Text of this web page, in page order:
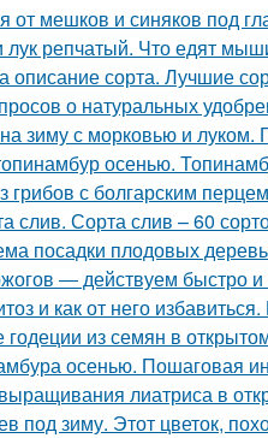
от мешков и синяков под
репчатый. Что едят
описание сорта. Лучшие
о натуральных
зиму с морковью и луком.
осенью.
грибов с болгарским
слив. Сорта слив – 60
посадки плодовых
― действуем быстро
и как от него
из семян в
осенью. Пошаговая
лиатриса в
под зиму. Этот цветок,